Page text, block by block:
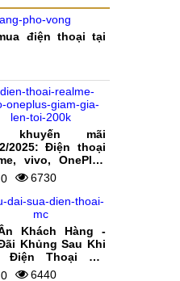
điện thoại tại
khuyến mãi
2025: Điện thoại
vivo, OnePlus
giá lên tới 200K
0 6730
Khách Hàng -
Khủng Sau Khi
Điện Thoại Tại
0 6440